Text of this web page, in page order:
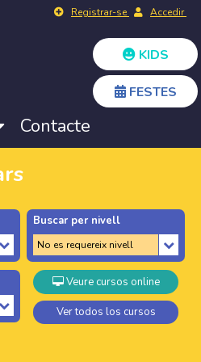
Registrar-se Accedir
KIDS
FESTES
Contacte
Buscar per nivell
Veure cursos online
Ver todos los cursos